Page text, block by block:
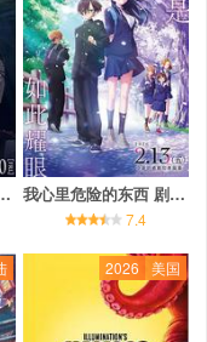
萨维 喀耳刻的魔女 我心里危险的东西 剧场版
7.4
2026 美国